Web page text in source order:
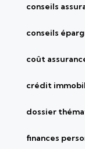
conseils
conseils
coût
crédit
dossier
finances